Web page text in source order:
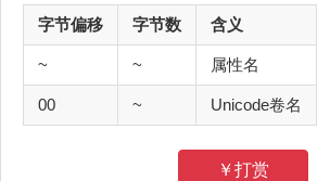
字节偏移 字节数 含义
~ ~ 属性名
00 ~ Unicode卷名
￥打赏